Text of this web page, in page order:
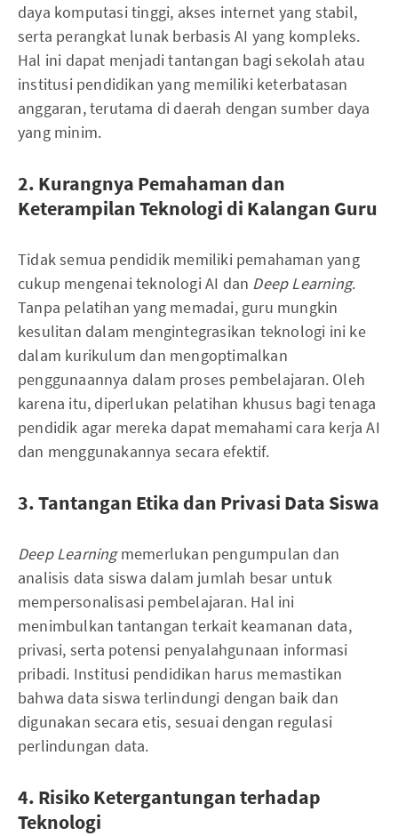
daya komputasi tinggi, akses internet yang stabil,
serta perangkat lunak berbasis AI yang kompleks.
Hal ini dapat menjadi tantangan bagi sekolah atau
institusi pendidikan yang memiliki keterbatasan
anggaran, terutama di daerah dengan sumber daya
yang minim.
2. Kurangnya Pemahaman dan
Keterampilan Teknologi di Kalangan Guru
Tidak semua pendidik memiliki pemahaman yang
cukup mengenai teknologi AI dan Deep Learning.
Tanpa pelatihan yang memadai, guru mungkin
kesulitan dalam mengintegrasikan teknologi ini ke
dalam kurikulum dan mengoptimalkan
penggunaannya dalam proses pembelajaran. Oleh
karena itu, diperlukan pelatihan khusus bagi tenaga
pendidik agar mereka dapat memahami cara kerja AI
dan menggunakannya secara efektif.
3. Tantangan Etika dan Privasi Data Siswa
Deep Learningmemerlukan pengumpulan dan
analisis data siswa dalam jumlah besar untuk
mempersonalisasi pembelajaran. Hal ini
menimbulkan tantangan terkait keamanan data,
privasi, serta potensi penyalahgunaan informasi
pribadi. Institusi pendidikan harus memastikan
bahwa data siswa terlindungi dengan baik dan
digunakan secara etis, sesuai dengan regulasi
perlindungan data.
4. Risiko Ketergantungan terhadap
Teknologi